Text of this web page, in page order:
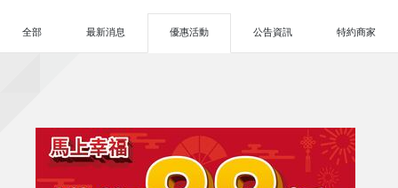
全部 最新消息 優惠活動 公告資訊 特約商家